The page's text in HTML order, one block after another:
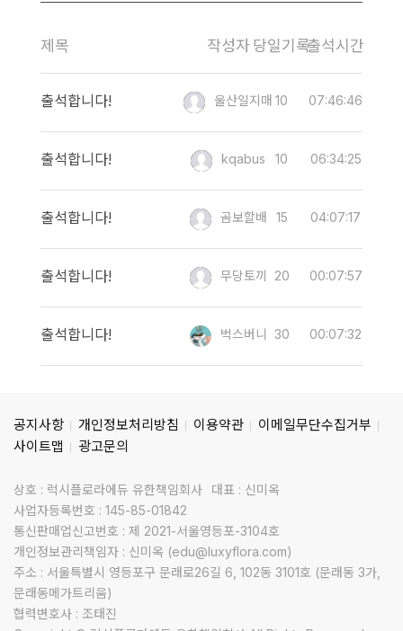
제목 작성자 당일기록출석시간
출석합니다! 울산일지매 10 07:46:46
출석합니다! kqabus 10 06:34:25
출석합니다! 곰보할배 15 04:07:17
출석합니다! 무당토끼 20 00:07:57
출석합니다! 벅스버니 30 00:07:32
공지사항 개인정보처리방침 이용약관
이메일무단수집거부
사이트맵
광고문의
상호 : 럭시플로라에듀 유한책임회사
대표 : 신미옥
사업자등록번호 : 145-85-01842
통신판매업신고번호 : 제 2021-서울영등포-3104호
개인정보관리책임자 : 신미옥 (edu@luxyflora.com)
주소 : 서울특별시 영등포구 문래로26길 6, 102동 3101호 (문래동 3가,
문래동메가트리움)
협력변호사 : 조태진